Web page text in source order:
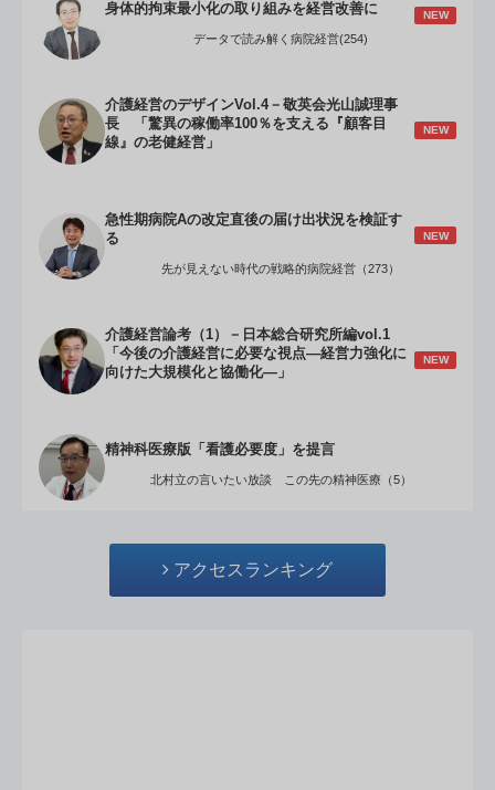
身体的拘束最小化の取り組みを経営改善に NEW
データで読み解く病院経営(254)
介護経営のデザインVol.4－敬英会光山誠理事
長 「驚異の稼働率100％を支える『顧客目
線』の老健経営」
NEW
急性期病院Aの改定直後の届け出状況を検証す
る
NEW
先が見えない時代の戦略的病院経営（273）
介護経営論考（1）－日本総合研究所編vol.1
「今後の介護経営に必要な視点―経営力強化に
向けた大規模化と協働化―」
NEW
精神科医療版「看護必要度」を提言
北村立の言いたい放談 この先の精神医療（5）
アクセスランキング